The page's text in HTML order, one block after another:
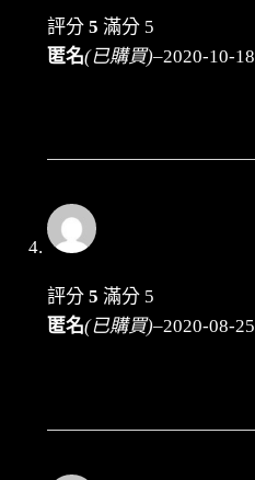
評分 5 滿分 5
匿名(已購買)–2020-10-18
評分 5 滿分 5
匿名(已購買)–2020-08-25